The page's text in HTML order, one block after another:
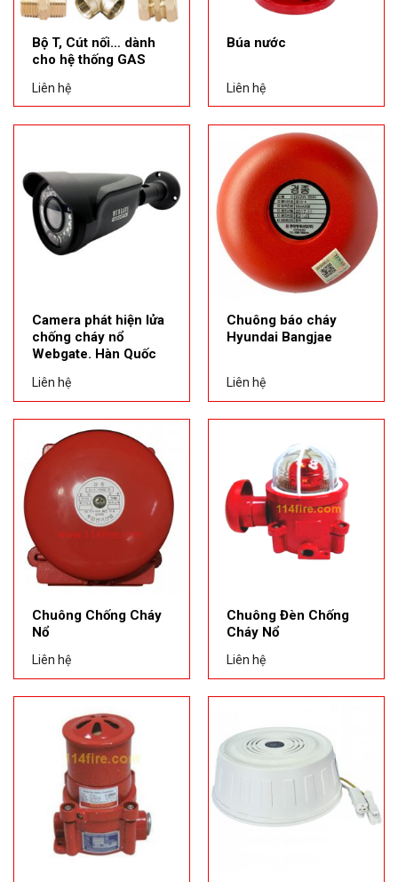
Bộ T, Cút nối… dành
cho hệ thống GAS
Liên hệ
Búa nước
Liên hệ
Camera phát hiện lửa
chống cháy nổ
Webgate. Hàn Quốc
Liên hệ
Chuông báo cháy
Hyundai Bangjae
Liên hệ
Chuông Chống Cháy
Nổ
Liên hệ
Chuông Đèn Chống
Cháy Nổ
Liên hệ